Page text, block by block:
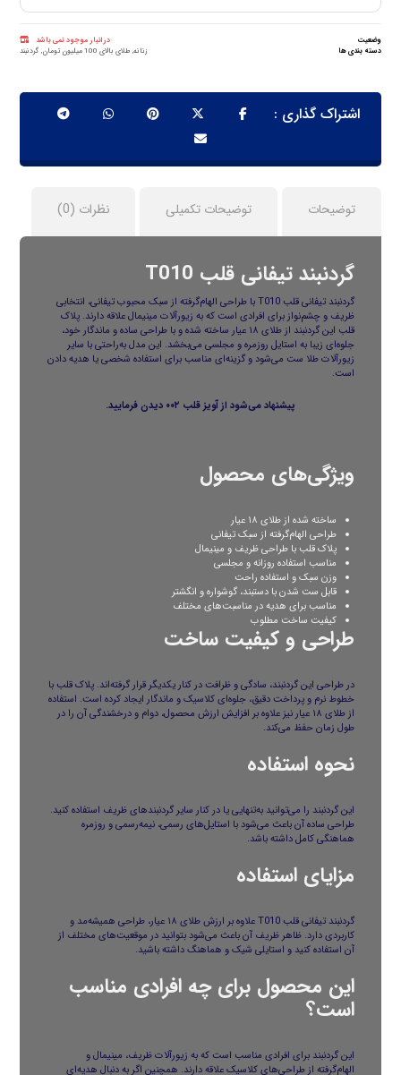
وضعیت
در انبار موجود نمی باشد
دسته بندی ها
زنانه, طلای بالای 100 میلیون تومان , گردنبند
توضیحات توضیحات تکمیلی نظرات (0)
گردنبند تیفانی قلب T010
گردنبند تیفانی قلب T010 با طراحی الهام‌گرفته از سبک محبوب تیفانی، انتخابی
ظریف و چشم‌نواز برای افرادی است که به زیورآلات مینیمال علاقه دارند. پلاک
قلب این گردنبند از طلای ۱۸ عیار ساخته شده و با طراحی ساده و ماندگار خود،
جلوه‌ای زیبا به استایل روزمره و مجلسی می‌بخشد. این مدل به‌راحتی با سایر
زیورآلات طلا ست می‌شود و گزینه‌ای مناسب برای استفاده شخصی یا هدیه دادن
است.
پیشنهاد می‌شود ازآویز قلب ۰۰۲ دیدن فرمایید.
ویژگی‌های محصول
ساخته شده از طلای ۱۸ عیار
طراحی الهام‌گرفته از سبک تیفانی
پلاک قلب با طراحی ظریف و مینیمال
مناسب استفاده روزانه و مجلسی
وزن سبک و استفاده راحت
قابل ست شدن با دستبند، گوشواره و انگشتر
مناسب برای هدیه در مناسبت‌های مختلف
کیفیت ساخت مطلوب
طراحی و کیفیت ساخت
در طراحی این گردنبند، سادگی و ظرافت در کنار یکدیگر قرار گرفته‌اند. پلاک قلب با
خطوط نرم و پرداخت دقیق، جلوه‌ای کلاسیک و ماندگار ایجاد کرده است. استفاده
از طلای ۱۸ عیار نیز علاوه بر افزایش ارزش محصول، دوام و درخشندگی آن را در
طول زمان حفظ می‌کند.
نحوه استفاده
این گردنبند را می‌توانید به‌تنهایی یا در کنار سایر گردنبندهای ظریف استفاده کنید.
طراحی ساده آن باعث می‌شود با استایل‌های رسمی، نیمه‌رسمی و روزمره
هماهنگی کامل داشته باشد.
مزایای استفاده
گردنبند تیفانی قلب T010 علاوه بر ارزش طلای ۱۸ عیار، طراحی همیشه‌مد و
کاربردی دارد. ظاهر ظریف آن باعث می‌شود بتوانید در موقعیت‌های مختلف از
آن استفاده کنید و استایلی شیک و هماهنگ داشته باشید.
این محصول برای چه افرادی مناسب
است؟
این گردنبند برای افرادی مناسب است که به زیورآلات ظریف، مینیمال و
الهام‌گرفته از طراحی‌های کلاسیک علاقه دارند. همچنین اگر به دنبال هدیه‌ای